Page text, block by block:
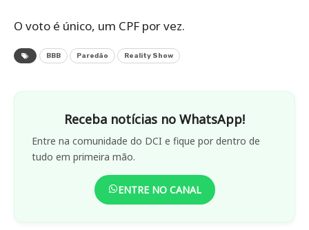
O voto é único, um CPF por vez.
BBB Paredão Reality Show
Receba notícias no WhatsApp!
Entre na comunidade do DCI e fique por dentro de
tudo em primeira mão.
ENTRE NO CANAL